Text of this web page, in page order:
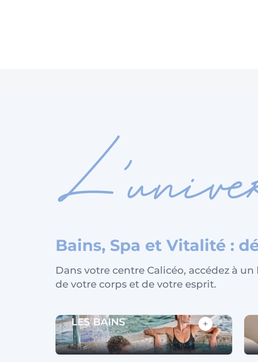
Bains, Spa et Vitalité :
Dans votre centre Calicéo, accédez à
de votre corps et de votre esprit.
LES BAINS +